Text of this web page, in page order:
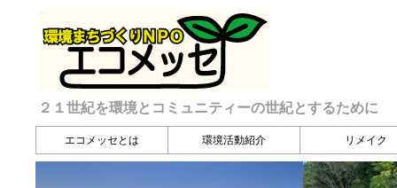
２１世紀を環境とコミュニティーの世紀とするために
エコメッセとは 環境活動紹介 リメイク